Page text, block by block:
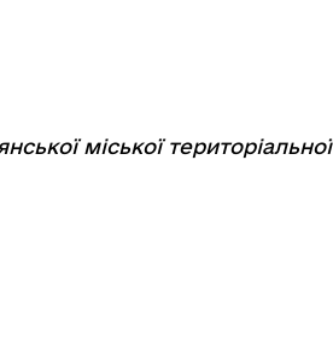
міської територіальної